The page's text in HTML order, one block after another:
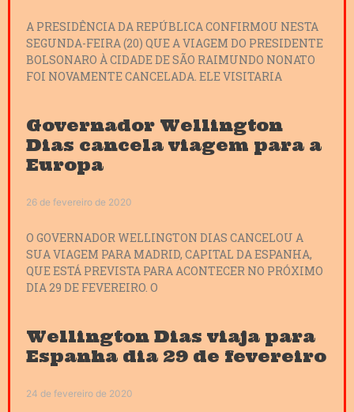
A PRESIDÊNCIA DA REPÚBLICA CONFIRMOU NESTA
SEGUNDA-FEIRA (20) QUE A VIAGEM DO PRESIDENTE
BOLSONARO À CIDADE DE SÃO RAIMUNDO NONATO
FOI NOVAMENTE CANCELADA. ELE VISITARIA
Governador Wellington
Dias cancela viagem para a
Europa
26 de fevereiro de 2020
O GOVERNADOR WELLINGTON DIAS CANCELOU A
SUA VIAGEM PARA MADRID, CAPITAL DA ESPANHA,
QUE ESTÁ PREVISTA PARA ACONTECER NO PRÓXIMO
DIA 29 DE FEVEREIRO. O
Wellington Dias viaja para
Espanha dia 29 de fevereiro
24 de fevereiro de 2020